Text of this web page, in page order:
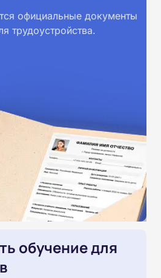
официальные документы
трудоустройства.
обучение для